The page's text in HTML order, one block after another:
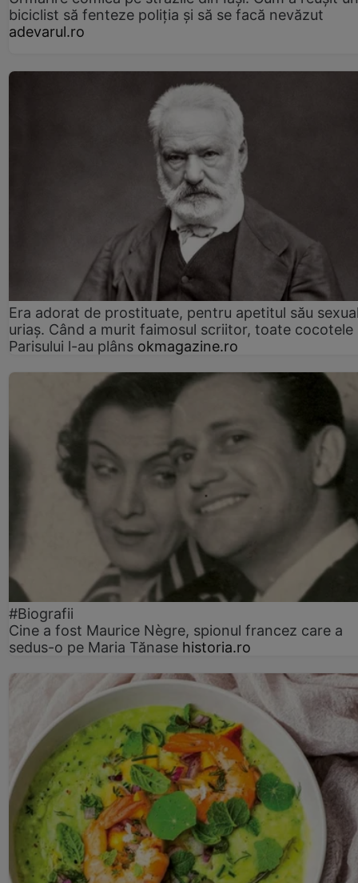
biciclist să fenteze poliția și să se facă nevăzut
adevarul.ro
Era adorat de prostituate, pentru apetitul său
uriaș. Când a murit faimosul scriitor, toate cocotele
Parisului l-au plâns okmagazine.ro
#Biografii
Cine a fost Maurice Nègre, spionul francez care a
sedus-o pe Maria Tănase historia.ro